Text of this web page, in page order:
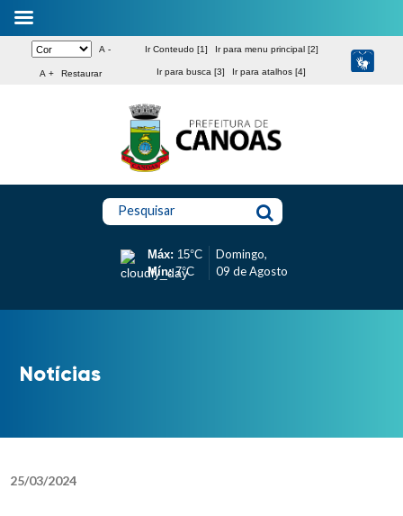
A -
A + Restaurar
Ir Conteudo [1] Ir para menu principal [2]
Ir para busca [3] Ir para atalhos [4]
Pesquisar
Máx: 15°C
Mín:7°C
Domingo,
09 de Agosto
Notícias
25/03/2024